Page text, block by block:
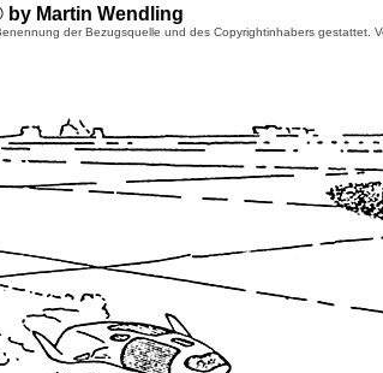
Martin Wendling
der Bezugsquelle und des Copyrightinhabers gestattet.